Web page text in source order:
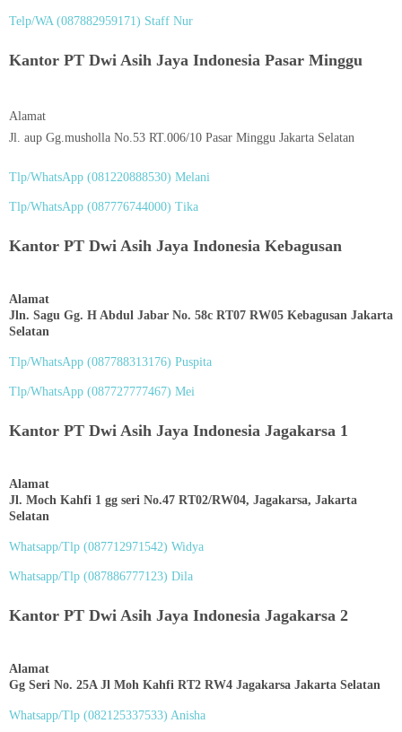
Telp/WA (087882959171) Staff Nur
Kantor PT Dwi Asih Jaya Indonesia Pasar Minggu
Alamat
Jl. aup Gg.musholla No.53 RT.006/10 Pasar Minggu Jakarta Selatan
Tlp/WhatsApp (081220888530) Melani
Tlp/WhatsApp (087776744000) Tika
Kantor PT Dwi Asih Jaya Indonesia Kebagusan
Alamat
Jln. Sagu Gg. H Abdul Jabar No. 58c RT07 RW05 Kebagusan Jakarta
Selatan
Tlp/WhatsApp (087788313176) Puspita
Tlp/WhatsApp (087727777467) Mei
Kantor PT Dwi Asih Jaya Indonesia Jagakarsa 1
Alamat
Jl. Moch Kahfi 1 gg seri No.47 RT02/RW04, Jagakarsa, Jakarta
Selatan
Whatsapp/Tlp (087712971542) Widya
Whatsapp/Tlp (087886777123) Dila
Kantor PT Dwi Asih Jaya Indonesia Jagakarsa 2
Alamat
Gg Seri No. 25A Jl Moh Kahfi RT2 RW4 Jagakarsa Jakarta Selatan
Whatsapp/Tlp (082125337533) Anisha